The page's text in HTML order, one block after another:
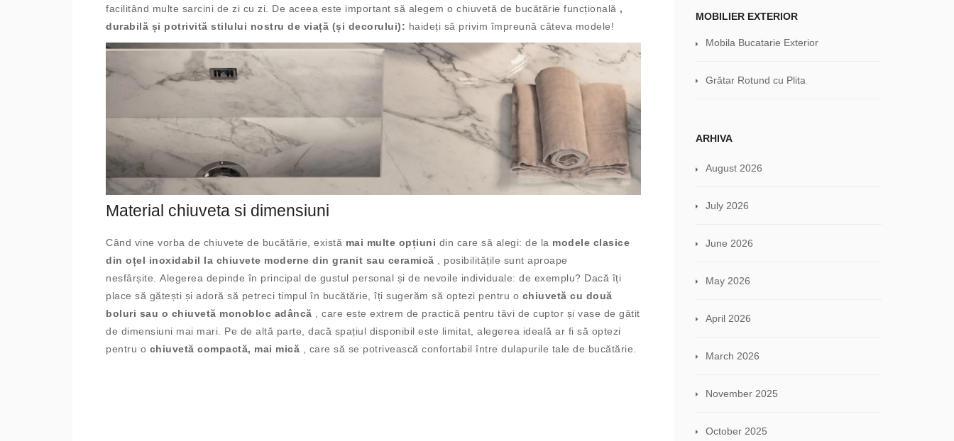
facilitând multe sarcini de zi cu zi. De aceea este important să alegem o chiuvetă de bucătărie funcțională ,
durabilă și potrivită stilului nostru de viață (și decorului): haideți să privim împreună câteva modele!
Material chiuveta si dimensiuni
Când vine vorba de chiuvete de bucătărie, există mai multe opțiuni din care să alegi: de la modele clasice
din oțel inoxidabil la chiuvete moderne din granit sau ceramică , posibilitățile sunt aproape
nesfârșite. Alegerea depinde în principal de gustul personal și de nevoile individuale: de exemplu? Dacă îți
place să gătești și adoră să petreci timpul în bucătărie, îți sugerăm să optezi pentru o chiuvetă cu două
boluri sau o chiuvetă monobloc adâncă , care este extrem de practică pentru tăvi de cuptor și vase de gătit
de dimensiuni mai mari. Pe de altă parte, dacă spațiul disponibil este limitat, alegerea ideală ar fi să optezi
pentru o chiuvetă compactă, mai mică , care să se potrivească confortabil între dulapurile tale de bucătărie.
MOBILIER EXTERIOR
Mobila Bucatarie Exterior
Grătar Rotund cu Plita
ARHIVA
August 2026
July 2026
June 2026
May 2026
April 2026
March 2026
November 2025
October 2025